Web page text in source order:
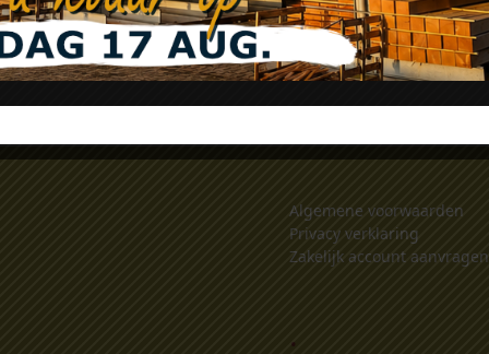
info Meer info
Algemene voorwaarden
Privacy verklaring
Zakelijk account aanvragen
.